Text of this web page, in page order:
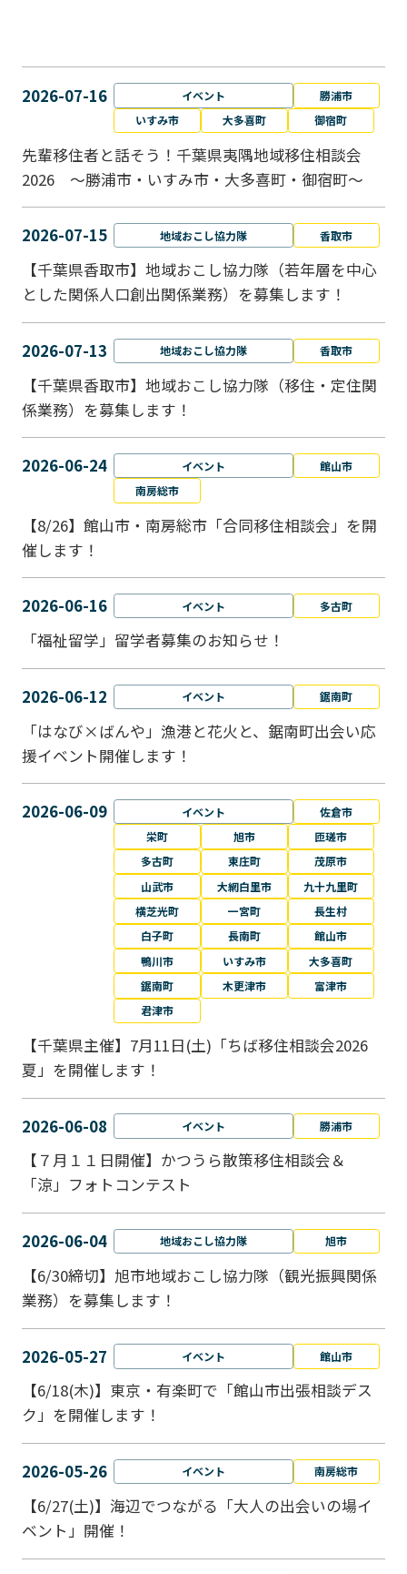
2026-07-16 イベント
勝浦市
いすみ市
大多喜町 御宿町
先輩移住者と話そう！千葉県夷隅地域移住相談会
2026 ～勝浦市・いすみ市・大多喜町・御宿町～
2026-07-15 地域おこし協力隊 香取市
【千葉県香取市】地域おこし協力隊（若年層を中心
とした関係人口創出関係業務）を募集します！
2026-07-13 地域おこし協力隊 香取市
【千葉県香取市】地域おこし協力隊（移住・定住関
係業務）を募集します！
2026-06-24 イベント
館山市
南房総市
【8/26】館山市・南房総市「合同移住相談会」を開
催します！
2026-06-16 イベント 多古町
「福祉留学」留学者募集のお知らせ！
2026-06-12 イベント 鋸南町
「はなび×ばんや」漁港と花火と、鋸南町出会い応
援イベント開催します！
2026-06-09 イベント
佐倉市
栄町
旭市
匝瑳市
多古町
東庄町
茂原市
山武市
大網白里市
九十九里町
横芝光町
一宮町
長生村
白子町
長南町
館山市
鴨川市
いすみ市
大多喜町
鋸南町
木更津市
富津市
君津市
【千葉県主催】7月11日(土)「ちば移住相談会2026
夏」を開催します！
2026-06-08 イベント 勝浦市
【７月１１日開催】かつうら散策移住相談会＆
「涼」フォトコンテスト
2026-06-04 地域おこし協力隊 旭市
【6/30締切】旭市地域おこし協力隊（観光振興関係
業務）を募集します！
2026-05-27 イベント 館山市
【6/18(木)】東京・有楽町で「館山市出張相談デス
ク」を開催します！
2026-05-26 イベント 南房総市
【6/27(土)】海辺でつながる「大人の出会いの場イ
ベント」開催！